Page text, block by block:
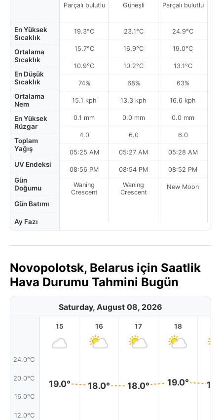
En Yüksek
Sıcaklık
Ortalama
Sıcaklık
En Düşük
Sıcaklık
Ortalama
Nem
En Yüksek
Rüzgar
Toplam
Yağış
UV Endeksi
Gün
Doğumu
Gün Batımı
Ay Fazı
Parçalı bulutlu
19.3°C
15.7°C
10.9°C
74%
15.1 kph
0.1 mm
4.0
05:25 AM
08:56 PM
Waning
Crescent
Güneşli
23.1°C
16.9°C
10.2°C
68%
13.3 kph
0.0 mm
6.0
05:27 AM
08:54 PM
Waning
Crescent
Parçalı bulutlu
24.9°C
19.0°C
13.1°C
63%
16.6 kph
0.0 mm
6.0
05:28 AM
08:52 PM
New Moon
Novopolotsk, Belarus için Saatlik
Hava Durumu Tahmini Bugün
Saturday, August 08, 2026
24.0°C
20.0°C
16.0°C
12.0°C
15
19.0°
16
18.0°
17
18.0°
18
19.0°